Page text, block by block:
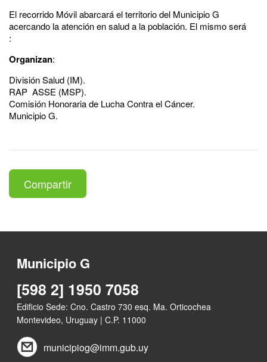
El recorrido Móvil abarcará el territorio del Municipio G
acercando la atención en salud a la población. El mismo será
:
Organizan:
División Salud (IM).
RAP ASSE (MSP).
Comisión Honoraria de Lucha Contra el Cáncer.
Municipio G.
Compartir
Municipio G
[598 2] 1950 7058
Edificio Sede: Cno. Castro 730 esq. Ma. Orticochea
Montevideo, Uruguay | C.P. 11000
municipiog@imm.gub.uy